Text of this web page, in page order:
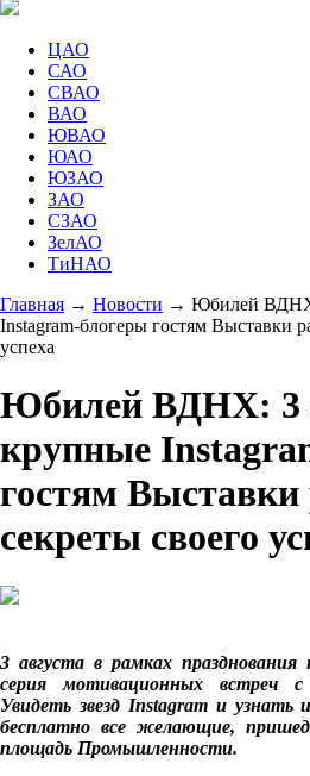
ЦАО
САО
СВАО
ВАО
ЮВАО
ЮАО
ЮЗАО
ЗАО
СЗАО
ЗелАО
ТиНАО
Главная → Новости → Юбилей
Instagram-блогеры гостям Выставки
успеха
Юбилей ВДНХ: 3
крупные
гостям Выставки
секреты своего
3 августа в рамках
серия мотивационных встреч с
Увидеть звезд Instagram и узнать
бесплатно все желающие,
площадь Промышленности.